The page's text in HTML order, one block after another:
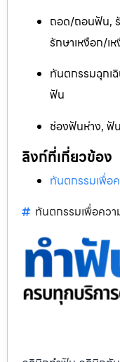
ถอด/ถอนฟัน,
รักษาเหงือก/เ
ทันตกรรมฉุกเ
ฟัน
ช่องฟันห่าง, ฟั
ลิงก์ที่เกี่ยวข้อง
ทันตกรรมเพื่อ
ทันตกรรมเพื่อคว